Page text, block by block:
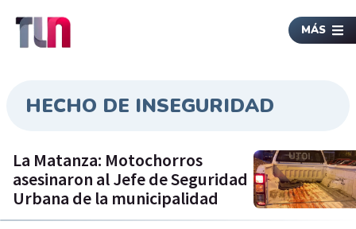
MÁS
HECHO DE INSEGURIDAD
La Matanza: Motochorros
asesinaron al Jefe de Seguridad
Urbana de la municipalidad